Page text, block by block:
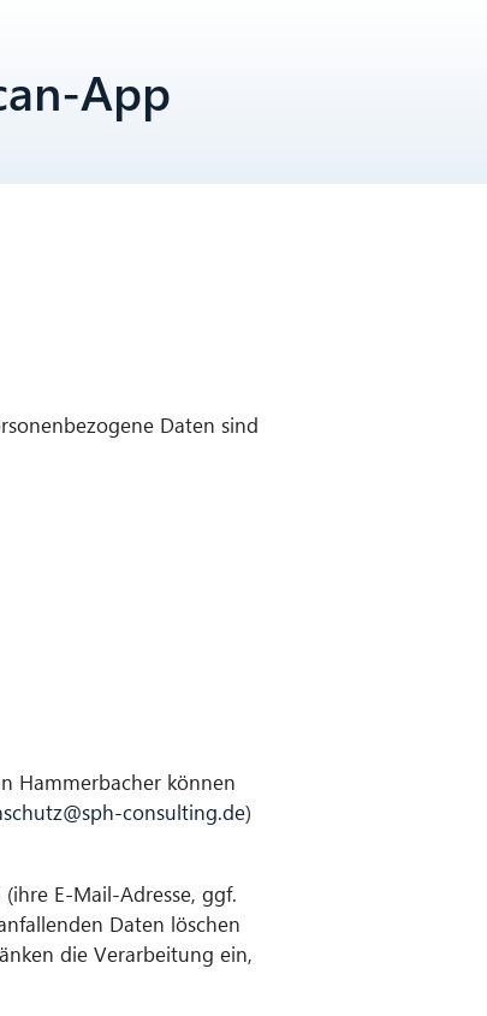
App
Daten sind
Hammerbacher können
consulting.de)
E-Mail-Adresse, ggf.
Daten löschen
die Verarbeitung ein,